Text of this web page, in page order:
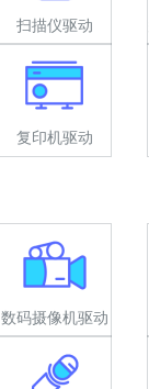
扫描仪驱动
复印机驱动
数码摄像机驱动